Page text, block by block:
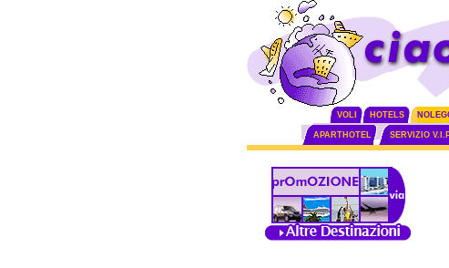
VOLI HOTELS
APARTHOTEL SERVIZIO